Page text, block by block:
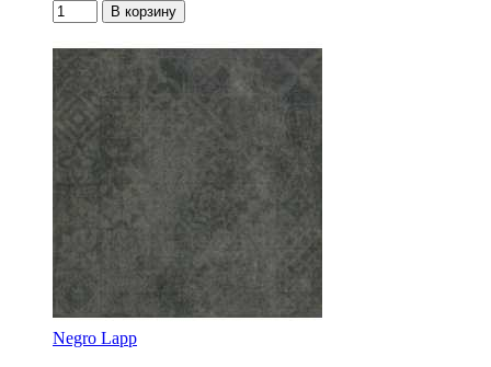
Negro Lapp